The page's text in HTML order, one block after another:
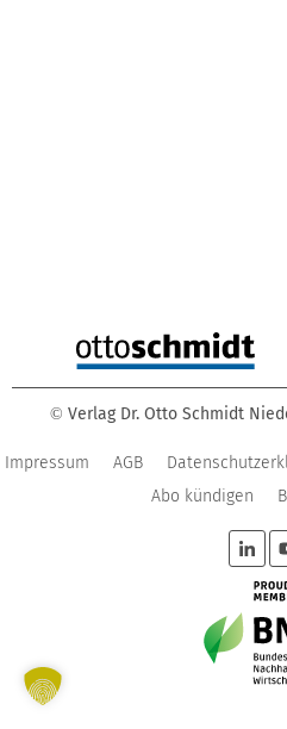
© Verlag Dr. Otto Schmidt
Impressum AGB
Abo kündigen